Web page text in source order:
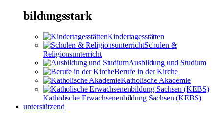
bildungsstark
Kindertagesstätten
Schulen &
Religionsunterricht
Ausbildung und Studium
Berufe in der Kirche
Katholische Akademie
Katholische Erwachsenenbildung Sachsen (KEBS)
unterstützend